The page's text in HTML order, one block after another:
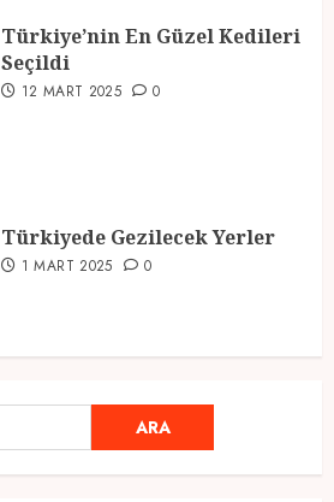
Türkiye’nin En Güzel Kedileri
Seçildi
12 MART 2025 0
Türkiyede Gezilecek Yerler
1 MART 2025 0
Ramazan Ayı 2025: Manevi
Atmosfer ve Özel Hazırlıklar
ARA